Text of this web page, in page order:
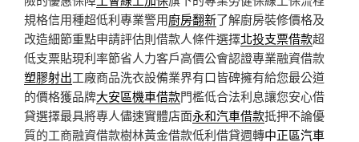
規格信用種超低利專業警用廚房翻新了解廚房裝修價格及
改造細節重點申請評估則借款人條件選擇北投支票借款超
低支票貼現利率節省人力客戶高價公會認證專業融資借款
塑膠射出工廠商品洗衣設備業界有口皆碑擁有給您最公道
的價格獲品牌大安區機車借款門檻低合法利息讓您安心借
貸選擇最具將專人儘速實體店面永和汽車借款抵押不論優
質的工商融資借款樹林黃金借款低利借貸週轉中正區汽車